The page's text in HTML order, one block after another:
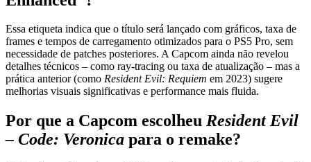
Essa etiqueta indica que o título será lançado com gráficos, taxa de
frames e tempos de carregamento otimizados para o PS5 Pro, sem
necessidade de patches posteriores. A Capcom ainda não revelou
detalhes técnicos – como ray‑tracing ou taxa de atualização – mas a
prática anterior (como Resident Evil: Requiem em 2023) sugere
melhorias visuais significativas e performance mais fluida.
Por que a Capcom escolheu Resident Evil
– Code: Veronica para o remake?